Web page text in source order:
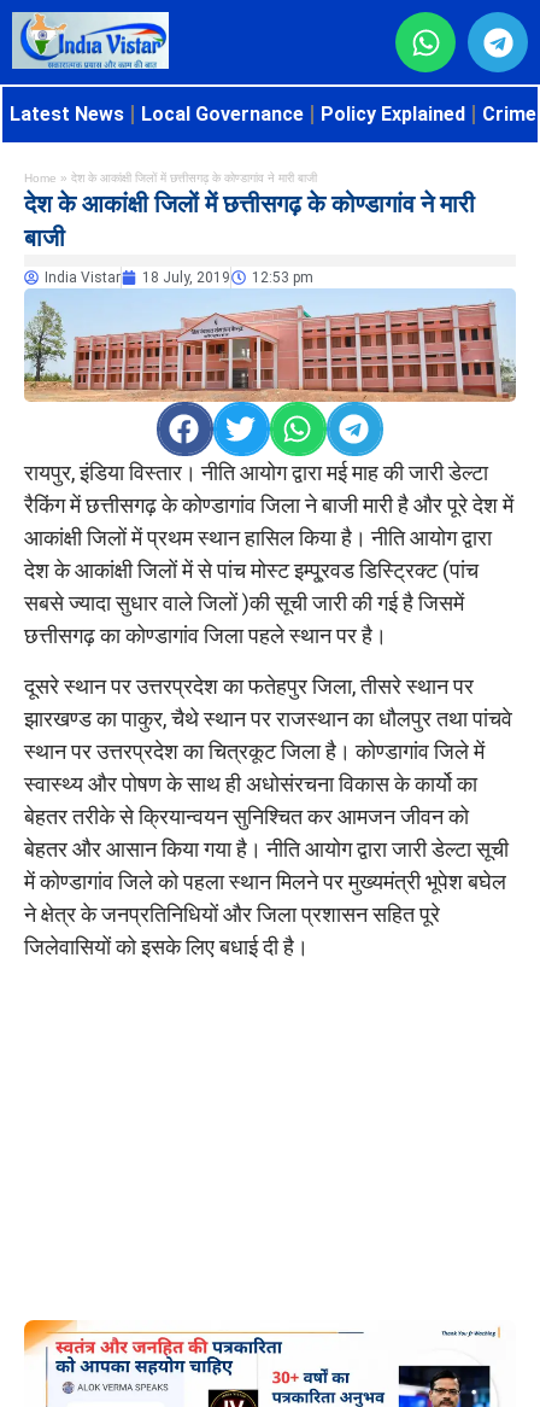
Latest News Local Governance Policy Explained
Home » देश के आकांक्षी जिलों में छत्तीसगढ़ के कोण्डागांव ने मारी बाजी
देश के आकांक्षी जिलों में छत्तीसगढ़ के कोण्डागांव ने मारी
बाजी
India Vistar 18 July, 2019 12:53 pm
रायपुर, इंडिया विस्तार। नीति आयोग द्वारा मई माह की जारी डेल्टा
रैकिंग में छत्तीसगढ़ के कोण्डागांव जिला ने बाजी मारी है और पूरे देश में
आकांक्षी जिलों में प्रथम स्थान हासिल किया है। नीति आयोग द्वारा
देश के आकांक्षी जिलों में से पांच मोस्ट इम्पू्रवड डिस्ट्रिक्ट (पांच
सबसे ज्यादा सुधार वाले जिलों )की सूची जारी की गई है जिसमें
छत्तीसगढ़ का कोण्डागांव जिला पहले स्थान पर है।
दूसरे स्थान पर उत्तरप्रदेश का फतेहपुर जिला, तीसरे स्थान पर
झारखण्ड का पाकुर, चैथे स्थान पर राजस्थान का धौलपुर तथा पांचवे
स्थान पर उत्तरप्रदेश का चित्रकूट जिला है। कोण्डागांव जिले में
स्वास्थ्य और पोषण के साथ ही अधोसंरचना विकास के कार्यो का
बेहतर तरीके से क्रियान्वयन सुनिश्चित कर आमजन जीवन को
बेहतर और आसान किया गया है। नीति आयोग द्वारा जारी डेल्टा सूची
में कोण्डागांव जिले को पहला स्थान मिलने पर मुख्यमंत्री भूपेश बघेल
ने क्षेत्र के जनप्रतिनिधियों और जिला प्रशासन सहित पूरे
जिलेवासियों को इसके लिए बधाई दी है।